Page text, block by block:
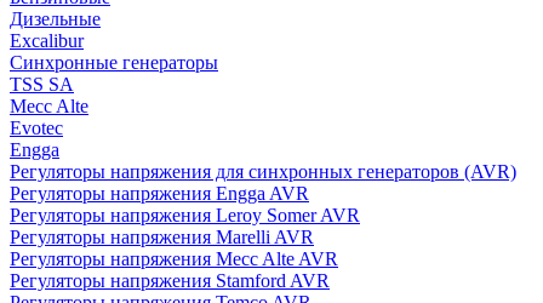
Дизельные
Excalibur
Синхронные генераторы
TSS SA
Mecc Alte
Evotec
Engga
Регуляторы напряжения для синхронных генераторов (AVR)
Регуляторы напряжения Engga AVR
Регуляторы напряжения Leroy Somer AVR
Регуляторы напряжения Marelli AVR
Регуляторы напряжения Mecc Alte AVR
Регуляторы напряжения Stamford AVR